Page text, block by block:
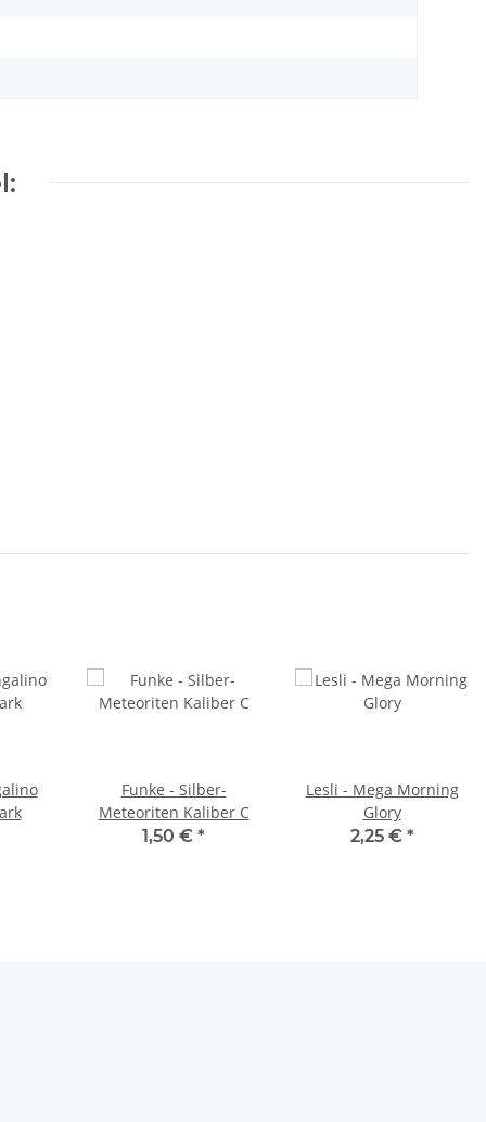
Funke - Silber-
Meteoriten Kaliber C
1,50 € *
Lesli - Mega Morning
Glory
2,25 € *